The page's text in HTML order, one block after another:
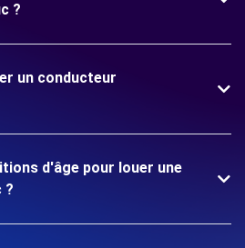
?
un conducteur
d'âge pour louer une
?